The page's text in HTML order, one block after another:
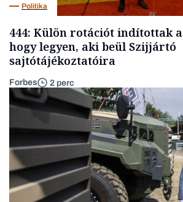
Politika
444: Külön rotációt indítottak
hogy legyen, aki beül Szijjártó
sajtótájékoztatóira
Forbes 2 perc